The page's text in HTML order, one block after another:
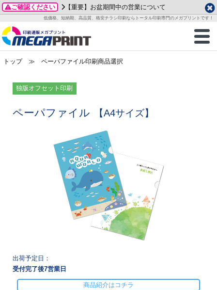
ご確認ください 【重要】お盆期間中の営業について
低価格、短納期、高品質、格安チラシ印刷ならトータル印刷専門のメガプリントです！
商品一覧
グッズ
ステッカー
物
ックカード印刷
ィ・販促グッズ
＆盛り上げ印刷
ご利用ガイド
お客様へ
いて
ついて
方法
刷
カード印刷
ード印刷
ックカード名刺
刷
印刷
データ作成ガイド
成前に
ガイド
イド
加工指示ガイド
テンプレート
ード印刷
名刺印刷
名刺印刷
ックカード
印刷
一覧
わせ
質問FAQ
り
2026年 8月
月
火 水 木 金
土
1
11 12 13
24
25 26 27 28
29
2026年 9月
木 金
土
3 4
5
10 11
12
17 18
19
24 25
26
トップ≫ ペーパファイル印刷商品選択
独版オフセット印刷
ペーパファイル 【A4サイズ】
出荷予定日：
受付完了後7営業日
商品紹介はコチラ